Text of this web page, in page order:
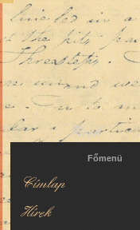
Hírek
Főmenü
Címlap
Hírek